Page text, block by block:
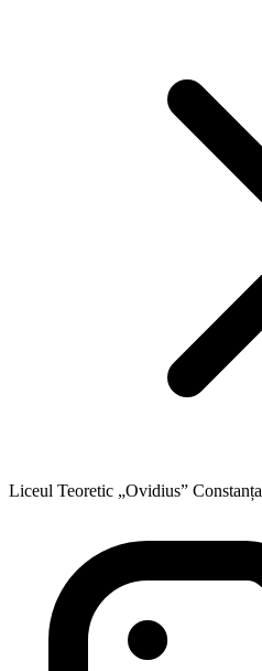
Liceul Teoretic „Ovidius” Constanța